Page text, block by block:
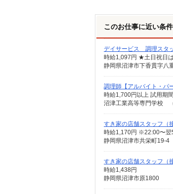
このお仕事に近い条
デイサービス 調理スタ
時給1,097円 ★土日祝日
静岡県沼津市下香貫字八
調理師【アルバイト・パ
時給1,700円以上 試用期
沼津工業高等専門学校
すき家の店舗スタッフ（
時給1,170円 ※22:00〜
静岡県沼津市共栄町19-4
すき家の店舗スタッフ（
時給1,438円
静岡県沼津市原1800